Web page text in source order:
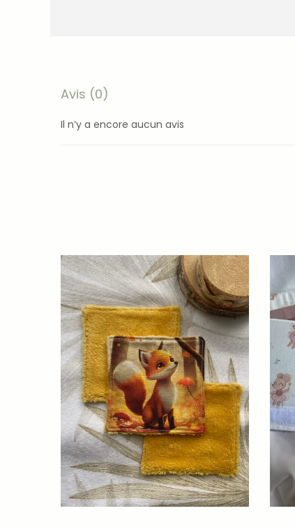
Avis (0)
Il n’y a encore aucun avis